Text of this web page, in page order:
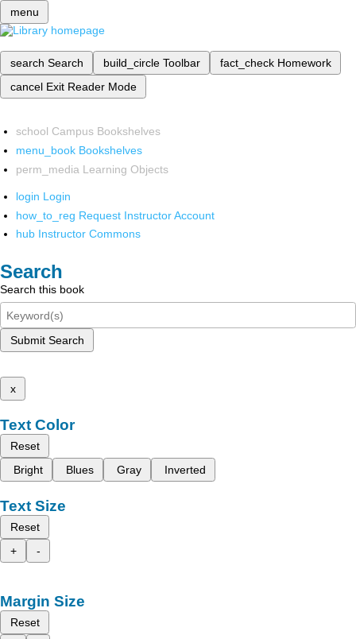
menu
search Search build_circle Toolbar fact_check Homework
cancel Exit Reader Mode
school Campus Bookshelves
menu_book Bookshelves
perm_media Learning Objects
login Login
how_to_reg Request Instructor Account
hub Instructor Commons
Search
Search this book
Submit Search
x
Text Color
Reset
Bright
Blues Gray Inverted
Text Size
Reset
+
-
Margin Size
Reset